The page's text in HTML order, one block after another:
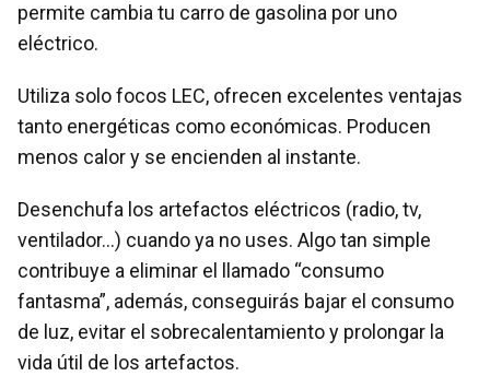
permite cambia tu carro de gasolina por uno
eléctrico.
Utiliza solo focos LEC, ofrecen excelentes ventajas
tanto energéticas como económicas. Producen
menos calor y se encienden al instante.
Desenchufa los artefactos eléctricos (radio, tv,
ventilador…) cuando ya no uses. Algo tan simple
contribuye a eliminar el llamado “consumo
fantasma”, además, conseguirás bajar el consumo
de luz, evitar el sobrecalentamiento y prolongar la
vida útil de los artefactos.